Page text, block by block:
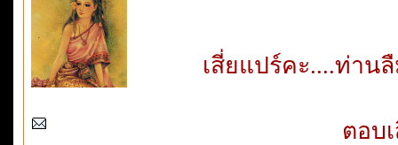
เสี่ยแปร์คะ....ท่าน
ตอบ